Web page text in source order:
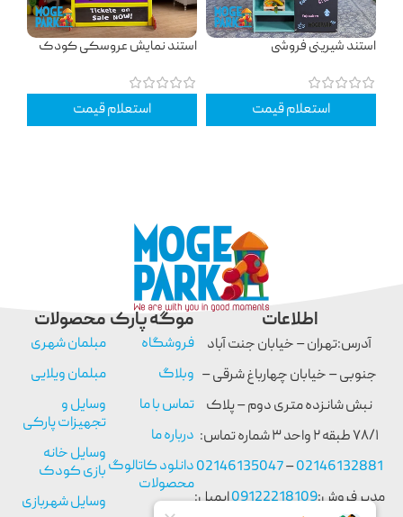
استند شیرینی فروشی
استعلام قیمت
استند نمایش عروسکی کودک
استعلام قیمت
موگه پارک
فروشگاه
وبلاگ
تماس با ما
درباره ما
دانلود کاتالوگ
محصولات
محصولات
مبلمان شهری
مبلمان ویلایی
وسایل و
تجهیزات پارکی
وسایل خانه
بازی کودک
وسایل شهربازی
اطلاعات
آدرس:تهران – خیابان جنت آباد
جنوبی – خیابان چهارباغ شرقی –
نبش شانزده متری دوم – پلاک
۷۸/۱ طبقه ۲ واحد ۳ شماره تماس:
02146132881
–
02146135047
مدیر فروش:09122218109ایمیل: